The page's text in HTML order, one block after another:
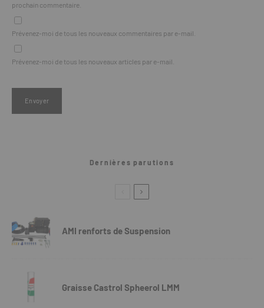
prochain commentaire.
Prévenez-moi de tous les nouveaux commentaires par e-mail.
Prévenez-moi de tous les nouveaux articles par e-mail.
Dernières parutions
AMI renforts de Suspension
Graisse Castrol Spheerol LMM